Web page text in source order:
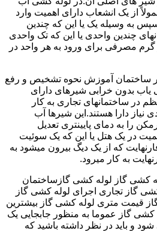
از یک انشعاب دارای اهمیت وارد
به وسیله یک یا این که چندین
چندین واحدی یا این که تک واحدی
مصرفی برای ورود به هر واحد در
ساختمان آموزش نحوه تشخیص و رفع
یاب بدون خرابی شیرهای دارای
در ساختمانهای تجاری به کار
نیاز دارا هستند.این شیرها آب
را به دمای پایینتری تعدیل
در یک هتل یا این که یک سوئیت
آب ۱۸۰ جایگاه فارنهایت که از یک دیگ بیرون میشود به
کشی گاز لوله کشی گازساختمان
گاز تجاری اجرای لوله کشی گاز
قیمت متری لوله کشی گاز بیشترین
کشی گاز عموما به منظور جابجایی یک
و باید در نظر داشته باشید که